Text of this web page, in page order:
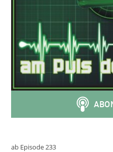
ab Episode 233